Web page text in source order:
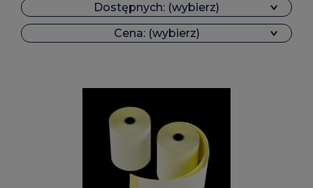
Dostępnych: (wybierz)
Cena: (wybierz)